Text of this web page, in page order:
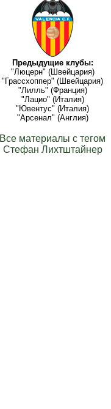
Предыдущие клубы:
"Люцерн" (Швейцария)
"Грассхоппер" (Швейцария)
"Лилль" (Франция)
"Лацио" (Италия)
"Ювентус" (Италия)
"Арсенал" (Англия)
Все материалы с тегом
Стефан Лихтштайнер